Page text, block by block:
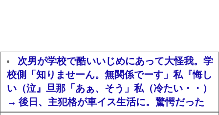
次男が学校で酷いいじめにあって大怪我。学
校側「知りませーん。無関係でーす」私『悔し
い（泣』旦那「あぁ、そう」私（冷たい・・）
→ 後日、主犯格が車イス生活に。驚愕だった